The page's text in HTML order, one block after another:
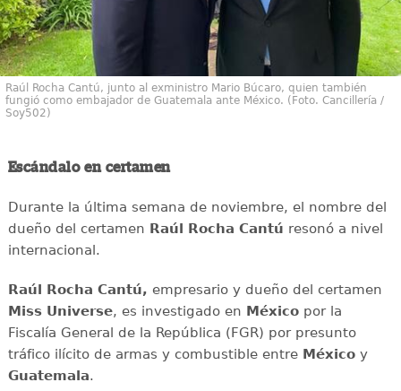
Raúl Rocha Cantú, junto al exministro Mario Búcaro, quien también
fungió como embajador de Guatemala ante México. (Foto. Cancillería /
Soy502)
Escándalo en certamen
Durante la última semana de noviembre, el nombre del
dueño del certamen Raúl Rocha Cantú resonó a nivel
internacional.
Raúl Rocha Cantú, empresario y dueño del certamen
Miss Universe, es investigado en Méxicopor la
Fiscalía General de la República (FGR) por presunto
tráfico ilícito de armas y combustible entre Méxicoy
Guatemala.